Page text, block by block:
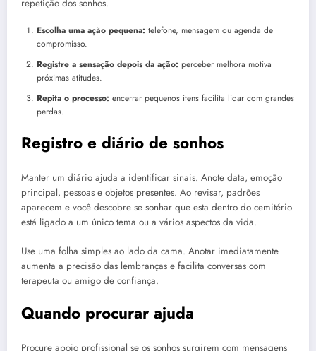
repetição dos sonhos.
Escolha uma ação pequena: telefone, mensagem ou agenda de
compromisso.
Registre a sensação depois da ação: perceber melhora motiva
próximas atitudes.
Repita o processo: encerrar pequenos itens facilita lidar com grandes
perdas.
Registro e diário de sonhos
Manter um diário ajuda a identificar sinais. Anote data, emoção
principal, pessoas e objetos presentes. Ao revisar, padrões
aparecem e você descobre se sonhar que esta dentro do cemitério
está ligado a um único tema ou a vários aspectos da vida.
Use uma folha simples ao lado da cama. Anotar imediatamente
aumenta a precisão das lembranças e facilita conversas com
terapeuta ou amigo de confiança.
Quando procurar ajuda
Procure apoio profissional se os sonhos surgirem com mensagens